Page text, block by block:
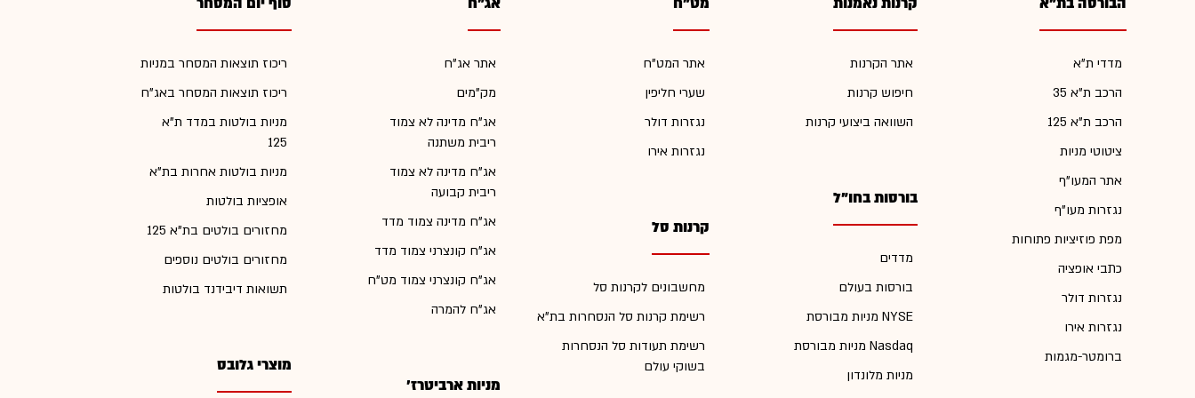
מדדי ת"א
הרכב ת"א 35
הרכב ת"א 125
ציטוטי מניות
אתר המעו"ף
נגזרות מעו"ף
מפת פוזיציות פתוחות
כתבי אופציה
נגזרות דולר
נגזרות אירו
ברומטר-מגמות
אתר הקרנות
חיפוש קרנות
השוואה ביצועי קרנות
בורסות בחו"ל
מדדים
בורסות בעולם
מניות מבורסת NYSE
מניות מבורסת Nasdaq
מניות מלונדון
אתר המט"ח
שערי חליפין
נגזרות דולר
נגזרות אירו
קרנות סל
מחשבונים לקרנות סל
רשימת קרנות סל הנסחרות בת"א
רשימת תעודות סל הנסחרות
בשוקי עולם
אתר אג"ח
מק"מים
אג"ח מדינה לא צמוד
ריבית משתנה
אג"ח מדינה לא צמוד
ריבית קבועה
אג"ח מדינה צמוד מדד
אג"ח קונצרני צמוד מדד
אג"ח קונצרני צמוד מט"ח
אג"ח להמרה
מניות ארביטרז'
ריכוז תוצאות המסחר במניות
ריכוז תוצאות המסחר באג"ח
מניות בולטות במדד ת"א
125
מניות בולטות אחרות בת"א
אופציות בולטות
מחזורים בולטים בת"א 125
מחזורים בולטים נוספים
תשואות דיבידנד בולטות
מוצרי גלובס